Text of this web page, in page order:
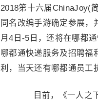
2018第十六届ChinaJoy(
同名改编手游确定参展
月4日-5日，还将在哪都
哪都通快递服务及招聘福
利，当天还有哪都通员工
目前，《一人之下